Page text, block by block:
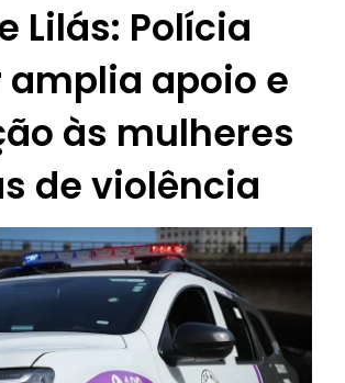
Lilás: Polícia
amplia apoio e
às mulheres
de violência